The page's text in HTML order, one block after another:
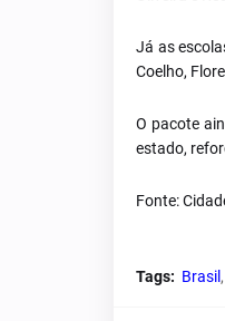
Já as
Coelho,
O pacote
estado,
Fonte:
Tags: Brasil